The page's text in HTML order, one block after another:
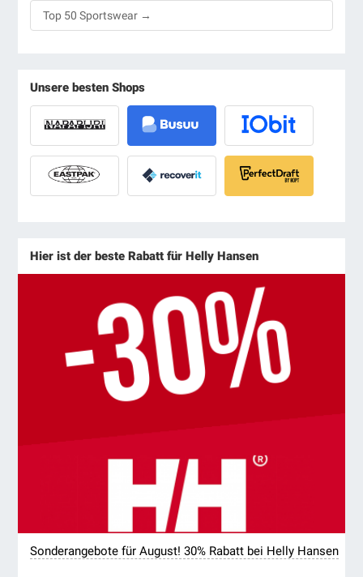
Top 50 Sportswear →
Unsere besten Shops
Hier ist der beste Rabatt für Helly Hansen
Sonderangebote für August! 30% Rabatt bei Helly Hansen